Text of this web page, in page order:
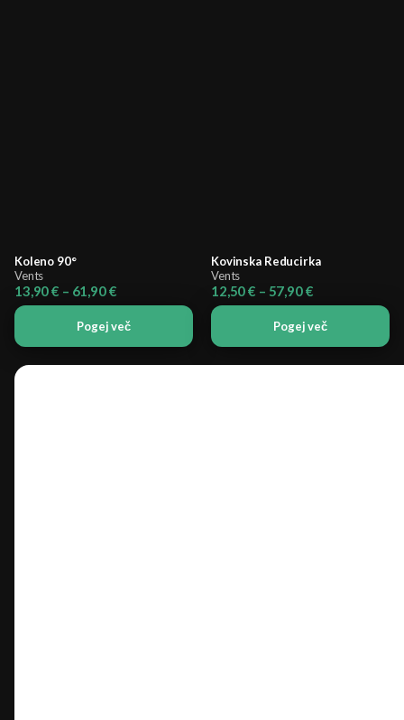
Koleno 90°
Vents
13,90€ – 61,90€Cenovni
razpon:
od
13,90 €
do
Pogej več
Kovinska Reducirka
Vents
12,50€ – 57,90€Cenovni
razpon:
od
12,50 €
do
Pogej več